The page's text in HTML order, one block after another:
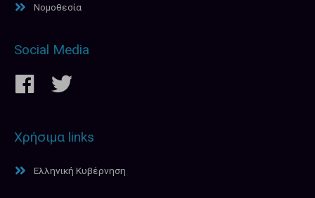
Νομοθεσία
Social Media
Χρήσιμα links
Ελληνική Κυβέρνηση